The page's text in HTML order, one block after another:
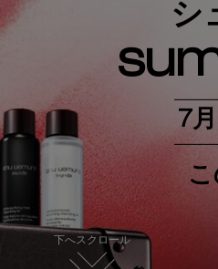
下へスクロール
シ
7